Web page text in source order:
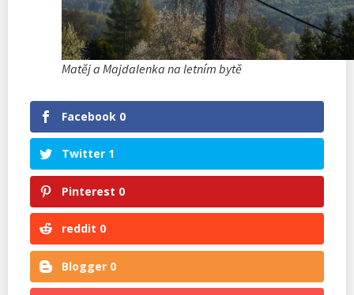
Matěj a Majdalenka na letním bytě
Facebook 0
Twitter 1
Pinterest 0
reddit 0
Blogger 0